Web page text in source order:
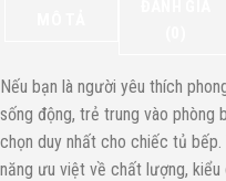
Nếu bạn là người yêu thích
sống động, trẻ trung vào phòng
chọn duy nhất cho chiếc tủ
năng ưu việt về chất lượng,